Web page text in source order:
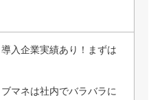
入企業実績あり！まずは
マネは社内でバラバラに